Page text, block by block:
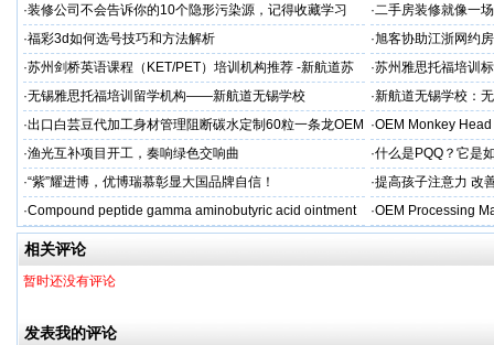
源头定制
·装修公司不会告诉你的10个隐形污染源，记得收藏学习 ·二手房装修就像一
糟心！看完这篇再开
·福彩3d如何选号技巧和方法解析 ·旭客协助江浙网约
标杆
·苏州剑桥英语课程（KET/PET）培训机构推荐 -新航道苏
州学校
·苏州雅思托福培训
率领先
·无锡雅思托福培训留学机构——新航道无锡学校 ·新航道无锡学校：
·出口白芸豆代加工身材管理阻断碳水定制60粒一条龙OEM
贴牌
·OEM Monkey
aps
·渔光互补项目开工，奏响绿色交响曲 ·什么是PQQ？它是
·“紫”耀进博，优博瑞慕彰显大国品牌自信！ ·提高孩子注意力 改
·Compound peptide gamma aminobutyric acid ointment ·OEM Processing
相关评论
暂时还没有评论
发表我的评论